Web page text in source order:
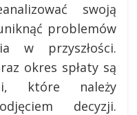
swoją
problemów
w przyszłości.
okres spłaty są
które należy
decyzji.